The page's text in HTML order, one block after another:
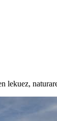
lekuez,